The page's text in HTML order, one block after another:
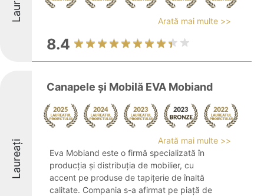
Arată mai multe >>
8.4
Laureați
Canapele și Mobilă EVA Mobiand
Arată mai multe >>
Eva Mobiand este o firmă specializată în
producția și distribuția de mobilier, cu
accent pe produse de tapițerie de înaltă
calitate. Compania s-a afirmat pe piață de